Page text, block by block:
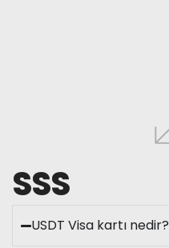
SSS
USDT Visa kartı nedir?